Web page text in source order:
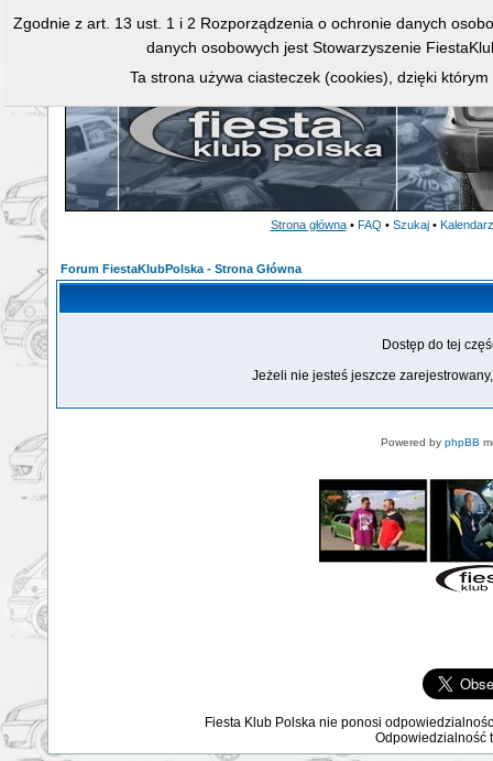
Strona główna • FAQ • Szukaj • Kalendarz
Forum FiestaKlubPolska - Strona Główna
Dostęp do tej
Jeżeli nie jesteś jeszcze
Powered by phpBB
Fiesta Klub Polska nie ponosi
Odpowiedzialność
Zgodnie z art. 13 ust. 1 i 2 Rozporządzenia o ochronie danych
danych osobowych jest Stowarzyszenie
Ta strona używa ciasteczek (cookies), dzięki